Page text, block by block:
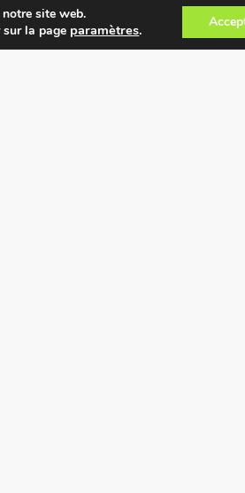
site web.
la page paramètres.